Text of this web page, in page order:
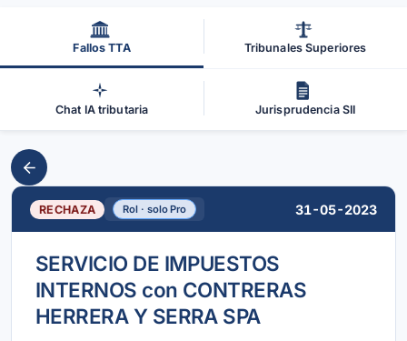
Fallos TTA Tribunales Superiores
Chat IA tributaria Jurisprudencia SII
RECHAZA Rol · solo Pro 31-05-2023
SERVICIO DE IMPUESTOS
INTERNOS con CONTRERAS
HERRERA Y SERRA SPA